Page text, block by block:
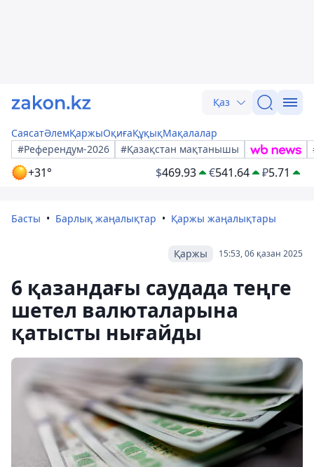
Қаз
СаясатӘлемҚаржыОқиғаҚұқықМақалалар
#Референдум-2026
#Қазақстан мақтанышы
+31° $469.93 €541.64 ₽5.71
Басты Барлық жаңалықтар Қаржы жаңалықтары
15:53, 06 қазан 2025
Қаржы
6 қазандағы саудада теңге
шетел валюталарына
қатысты нығайды